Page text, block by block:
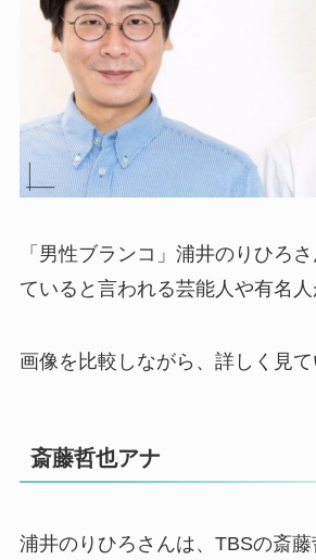
「男性ブランコ」浦井のりひろ
ていると言われる芸能人や有名人
画像を比較しながら、詳しく見て
斎藤哲也アナ
浦井のりひろさんは、TBSの斎